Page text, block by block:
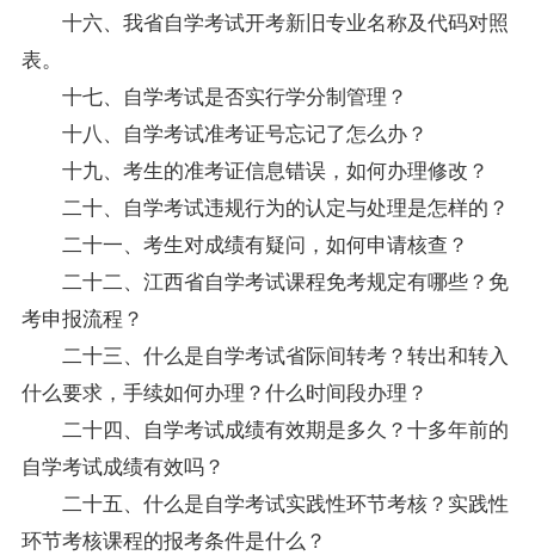
十六、我省自学考试开考新旧专业名称及代码对照
表。
十七、自学考试是否实行学分制管理？
十八、自学考试准考证号忘记了怎么办？
十九、考生的准考证信息错误，如何办理修改？
二十、自学考试违规行为的认定与处理是怎样的？
二十一、考生对成绩有疑问，如何申请核查？
二十二、江西省自学考试课程免考规定有哪些？免
考申报流程？
二十三、什么是自学考试省际间转考？转出和转入
什么要求，手续如何办理？什么时间段办理？
二十四、自学考试成绩有效期是多久？十多年前的
自学考试成绩有效吗？
二十五、什么是自学考试实践性环节考核？实践性
环节考核课程的报考条件是什么？